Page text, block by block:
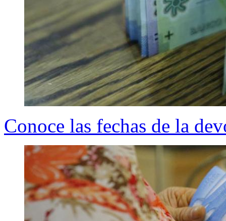
Conoce las fechas de la